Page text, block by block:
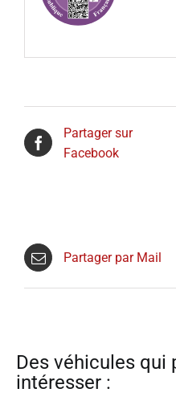
Partager sur
Facebook
Partager par Mail